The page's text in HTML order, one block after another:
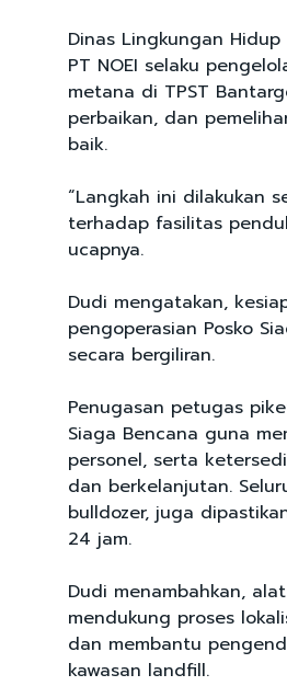
Dinas Lingkungan
PT NOEI selaku
metana di TPST
perbaikan, dan
baik.
“Langkah ini dilakukan
terhadap fasilitas
ucapnya.
Dudi mengatakan,
pengoperasian Posko
secara bergiliran.
Penugasan petugas
Siaga Bencana guna
personel, serta
dan berkelanjutan.
bulldozer, juga
24 jam.
Dudi menambahkan,
mendukung proses
dan membantu
kawasan landfill.